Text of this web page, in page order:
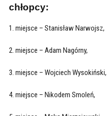
chłopcy:
1. miejsce – Stanisław Narwojsz,
2. miejsce – Adam Nagórny,
3. miejsce – Wojciech Wysokiński,
4. miejsce – Nikodem Smoleń,